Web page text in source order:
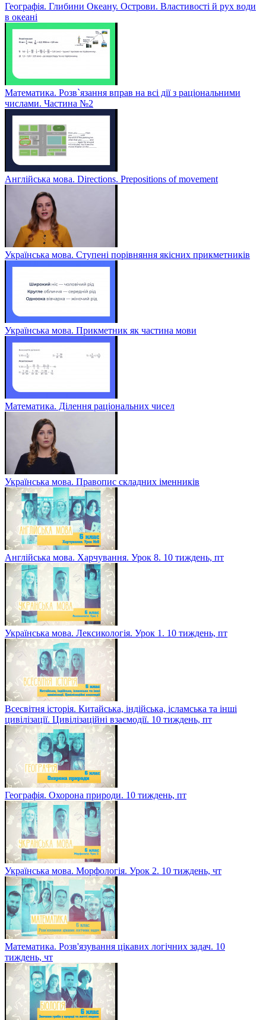
Географія. Глибини Океану. Острови. Властивості й рух води
в океані
Математика. Розв`язання вправ на всі дії з раціональними
числами. Частина №2
Англійська мова. Directions. Prepositions of movement
Українська мова. Ступені порівняння якісних прикметників
Українська мова. Прикметник як частина мови
Математика. Ділення раціональних чисел
Українська мова. Правопис складних іменників
Англійська мова. Харчування. Урок 8. 10 тиждень, пт
Українська мова. Лексикологія. Урок 1. 10 тиждень, пт
Всесвітня історія. Китайська, індійська, ісламська та інші
цивілізації. Цивілізаційні взаємодії. 10 тиждень, пт
Географія. Охорона природи. 10 тиждень, пт
Українська мова. Морфологія. Урок 2. 10 тиждень, чт
Математика. Розв'язування цікавих логічних задач. 10
тиждень, чт